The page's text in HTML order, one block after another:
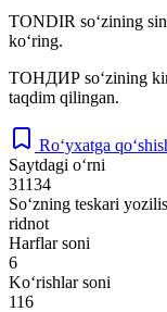
TONDIR so‘zining
ko‘ring.
ТОНДИР so‘zining
taqdim qilingan.
Ro‘yxatga
Saytdagi o‘rni
31134
So‘zning teskari
ridnot
Harflar soni
6
Ko‘rishlar soni
116